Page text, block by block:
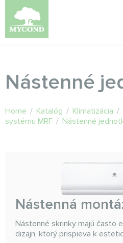
Nástenné
Home / Katalóg / Klimatizácia /
systému MRF / Nástenné
Nástenná
Nástenné skrinky majú často
dizajn, ktorý prispieva k